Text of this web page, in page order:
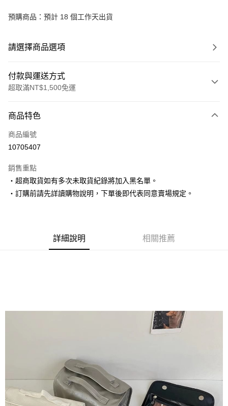
預購商品：預計 18 個工作天出貨
請選擇商品選項
付款與運送方式
超取滿NT$1,500免運
信用卡一次付款
超商取貨付款
Apple Pay
街口支付
結帳頁面，進行簡訊認證並確認金額後，即可完成結帳。
２．訂單成立數日內，您將收到繳費通知簡訊。
３．收到繳費通知簡訊後14天內，點擊此簡訊中的連結，可透過四大超商／
ATM／網路銀行／等多元方式進行付款，方視為交易完成。
※ 請注意：結帳手續完成當下不需立刻繳費，但若您需要取消訂單，請聯絡
運送方式
每筆NT$80，滿NT$1,500(含以上)免運費
萊爾富取貨付款
商品特色
商品編號
10705407
銷售重點
‧超商取貨如有多次未取貨紀錄將加入黑名單。
‧訂購前請先詳讀購物說明，下單後即代表同意賣場規定。
詳細說明 相關推薦